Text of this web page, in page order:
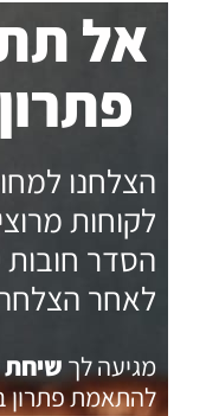
אל
הצלחנו
לקוחות
הסדר חובות
לאחר
מגיעה לך שיחת
להתאמת פתרון